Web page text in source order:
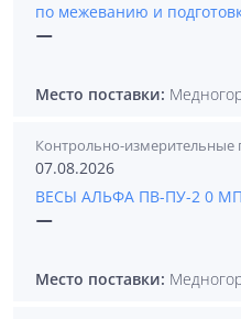
по межеванию и
—
Место поставки:
Контрольно-
07.08.2026
ВЕСЫ АЛЬФА ПВ-ПУ-2 0
—
Место поставки: